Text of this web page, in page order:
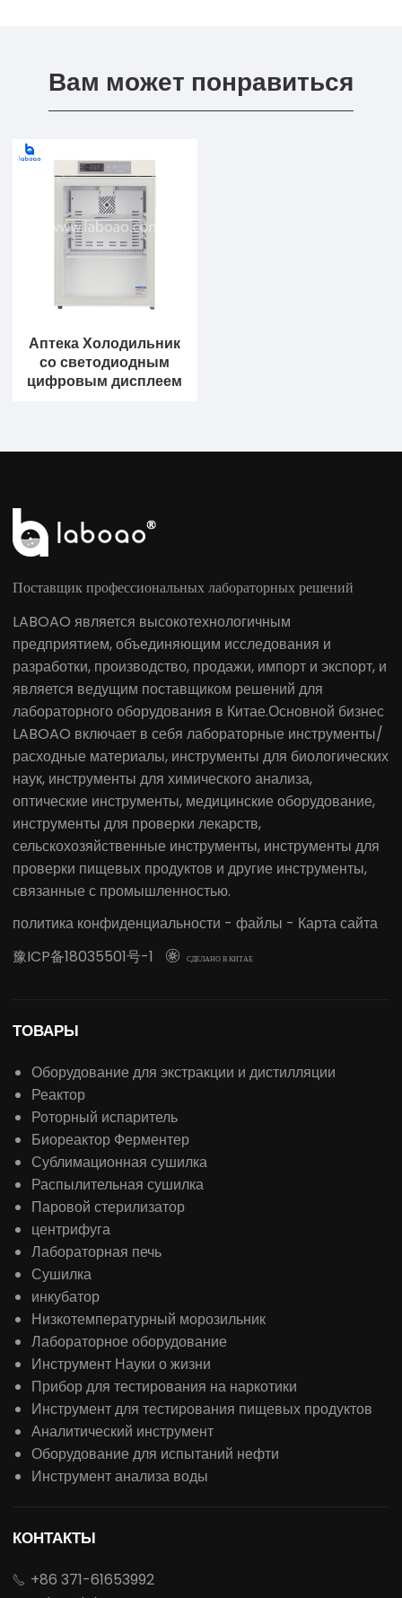
Вам может понравиться
Аптека Холодильник
со светодиодным
цифровым дисплеем
Поставщик профессиональных лабораторных решений
LABOAO является высокотехнологичным
предприятием, объединяющим исследования и
разработки, производство, продажи, импорт и экспорт, и
является ведущим поставщиком решений для
лабораторного оборудования в Китае.Основной бизнес
LABOAO включает в себя лабораторные инструменты/
расходные материалы, инструменты для биологических
наук, инструменты для химического анализа,
оптические инструменты, медицинские оборудование,
инструменты для проверки лекарств,
сельскохозяйственные инструменты, инструменты для
проверки пищевых продуктов и другие инструменты,
связанные с промышленностью.
политика конфиденциальности - файлы - Карта сайта
豫ICP备18035501号-1
 СДЕЛАНО В КИТАЕ
ТОВАРЫ
Оборудование для экстракции и дистилляции
Реактор
Роторный испаритель
Биореактор Ферментер
Сублимационная сушилка
Распылительная сушилка
Паровой стерилизатор
центрифуга
Лабораторная печь
Сушилка
инкубатор
Низкотемпературный морозильник
Лабораторное оборудование
Инструмент Науки о жизни
Прибор для тестирования на наркотики
Инструмент для тестирования пищевых продуктов
Аналитический инструмент
Оборудование для испытаний нефти
Инструмент анализа воды
КОНТАКТЫ
 +86 371-61653992